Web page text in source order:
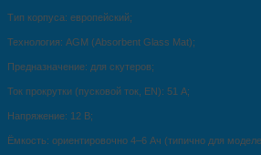
Тип корпуса: европейский;
Технология: AGM (Absorbent Glass Mat);
Предназначение: для скутеров;
Ток прокрутки (пусковой ток, EN): 51 А;
Напряжение: 12 В;
Ёмкость: ориентировочно 4–6 Ач (типично для